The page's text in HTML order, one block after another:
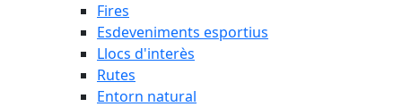
Fires
Esdeveniments esportius
Llocs d'interès
Rutes
Entorn natural